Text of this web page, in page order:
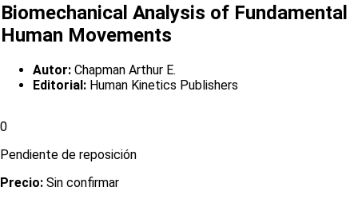
Biomechanical Analysis of Fundamental
Human Movements
Autor: Chapman Arthur E.
Editorial: Human Kinetics Publishers
0
Pendiente de reposición
Precio: Sin confirmar